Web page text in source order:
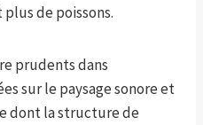
de poissons.
prudents dans
sur le paysage sonore et
dont la structure de